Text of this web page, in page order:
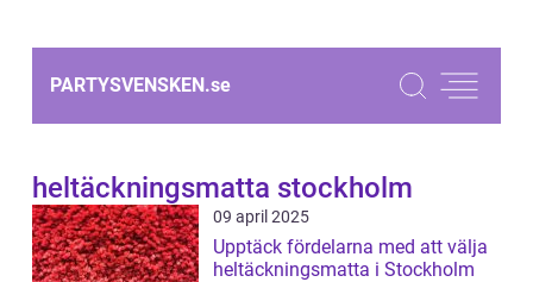
PARTYSVENSKEN.se
heltäckningsmatta stockholm
09 april 2025
Upptäck fördelarna med att välja
heltäckningsmatta i Stockholm